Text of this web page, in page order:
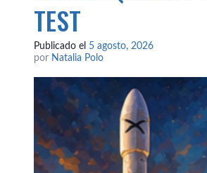
TEST
Publicado el 5 agosto, 2026
por Natalia Polo